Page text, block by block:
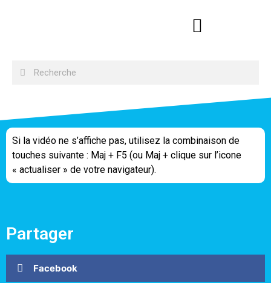
Si la vidéo ne s’affiche pas, utilisez la combinaison de
touches suivante : Maj + F5 (ou Maj + clique sur l’icone
« actualiser » de votre navigateur).
Partager
Facebook